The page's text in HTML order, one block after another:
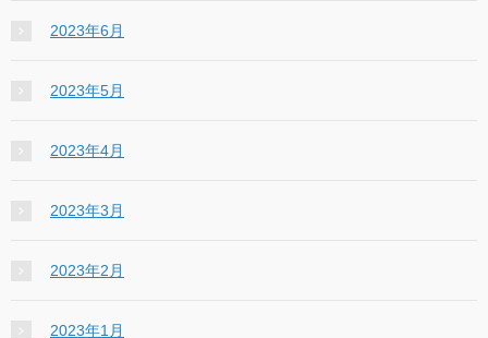
2023年6月
2023年5月
2023年4月
2023年3月
2023年2月
2023年1月